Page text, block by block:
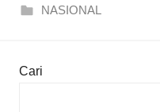
NASIONAL
Cari